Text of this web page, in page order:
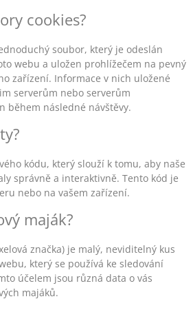
cookies?
soubor, který je odeslán
webu a uložen prohlížečem na pevný
zařízení. Informace v nich uložené
serverům nebo serverům
během následné návštěvy.
kódu, který slouží k tomu, aby naše
správně a interaktivně. Tento kód je
nebo na vašem zařízení.
maják?
značka) je malý, neviditelný kus
který se používá ke sledování
účelem jsou různá data o vás
majáků.